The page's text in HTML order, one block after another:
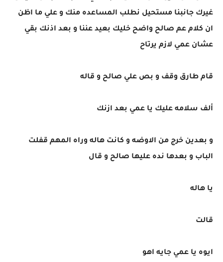
غيرك جانبنا مستحيل نطلب المساعده منك و علي ما اظن
ان كلام عم صالح واضح خليك بعيد عننا و بعد اذنك بقي
عشان عمي لازم يرتاح
قام طارق وقف و بص علي صالح و قاله
ألف سلامه عليك يا عمي بعد ازنك
و بعدين خرج من الاوضه و كانت هاله وراه المهم قفلت
الباب و بعدها نده عليها صالح و قال
يا هاله
قالت
ايوه يا عمي جايه اهو